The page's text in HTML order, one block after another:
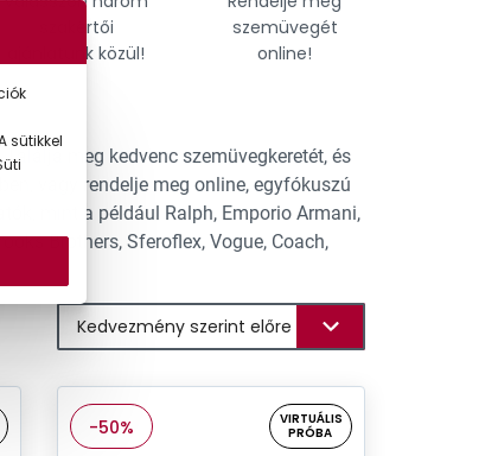
szakértői
ajánlatunk közül!
szemüvegét
online!
meg kedvenc szemüvegkeretét, és
vagy rendelje meg online, egyfókuszú
mint a például Ralph, Emporio Armani,
Brothers, Sferoflex, Vogue, Coach,
-50%
VIRTUÁLIS
PRÓBA
sütikkel